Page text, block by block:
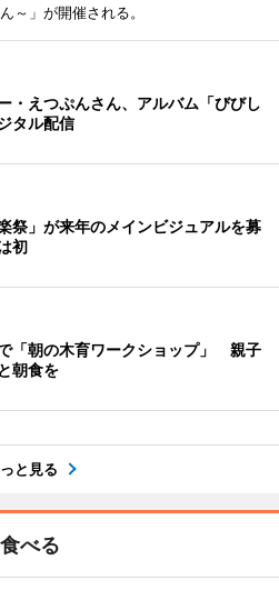
～」が開催される。
・えつぷんさん、アルバム「びびし
タル配信
祭」が来年のメインビジュアルを募
初
「朝の木育ワークショップ」 親子
朝食を
と見る
食べる